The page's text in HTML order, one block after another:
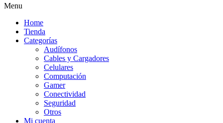
Menu
Home
Tienda
Categorías
Audífonos
Cables y Cargadores
Celulares
Computación
Gamer
Conectividad
Seguridad
Otros
Mi cuenta